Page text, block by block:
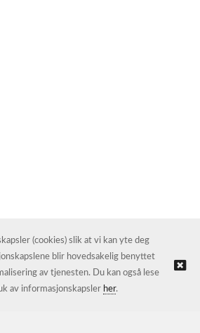
(cookies) slik at vi kan yte deg
blir hovedsakelig benyttet
av tjenesten. Du kan også lese
av informasjonskapsler her.